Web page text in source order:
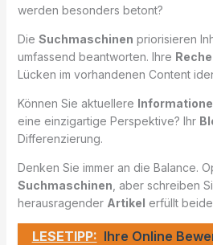
werden besonders betont?
Die Suchmaschinen priorisieren
umfassend beantworten. Ihre
Lücken im vorhandenen Content
Können Sie aktuellere
eine einzigartige Perspektive? Ihr
Differenzierung.
Denken Sie immer an die Balance.
Suchmaschinen , aber schreiben
herausragender Artikel erfüllt
LESETIPP: Ihre Online